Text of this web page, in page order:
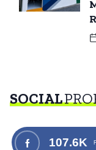
SOCIAL
107.6K